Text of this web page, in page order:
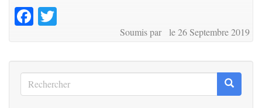
Facebook
Soumis par le 26 Septembre 2019
Rechercher
Rechercher